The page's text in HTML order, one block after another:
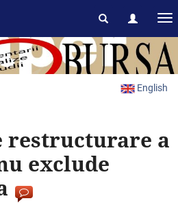
English
restructurare a
exclude